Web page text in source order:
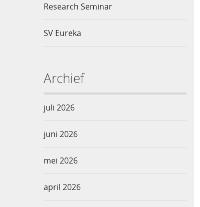
Research Seminar
SV Eureka
Archief
juli 2026
juni 2026
mei 2026
april 2026